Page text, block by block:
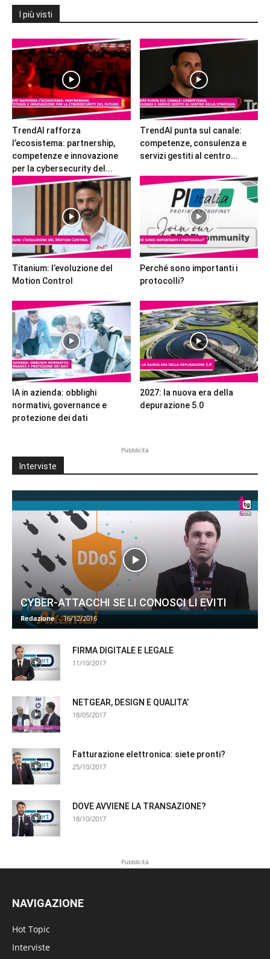
I più visti
TrendAI rafforza
l’ecosistema: partnership,
competenze e innovazione
per la cybersecurity del...
TrendAI punta sul canale:
competenze, consulenza e
servizi gestiti al centro...
Titanium: l’evoluzione del
Motion Control
Perché sono importanti i
protocolli?
IA in azienda: obblighi
normativi, governance e
protezione dei dati
2027: la nuova era della
depurazione 5.0
Pubblicità
Interviste
CYBER-ATTACCHI SE LI CONOSCI LI EVITI
Redazione - 16/12/2016
FIRMA DIGITALE E LEGALE
11/10/2017
NETGEAR, DESIGN E QUALITA’
18/05/2017
Fatturazione elettronica: siete pronti?
25/10/2017
DOVE AVVIENE LA TRANSAZIONE?
18/10/2017
Pubblicità
NAVIGAZIONE
Hot Topic
Interviste